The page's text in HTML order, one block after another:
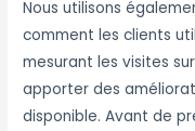
Nous utilisons
comment les clients
mesurant les visites
apporter des
disponible. Avant de